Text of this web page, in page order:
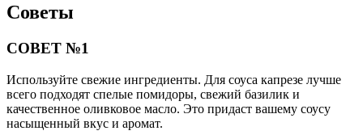
Советы
СОВЕТ №1
Используйте свежие ингредиенты. Для соуса капрезе лучше
всего подходят спелые помидоры, свежий базилик и
качественное оливковое масло. Это придаст вашему соусу
насыщенный вкус и аромат.